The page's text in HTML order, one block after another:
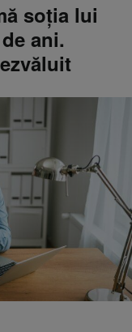
soţia lui
ani.